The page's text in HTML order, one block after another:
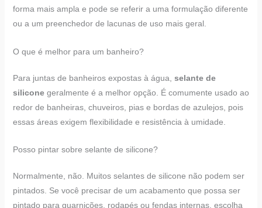
forma mais ampla e pode se referir a uma formulação diferente
ou a um preenchedor de lacunas de uso mais geral.
O que é melhor para um banheiro?
Para juntas de banheiros expostas à água, selante de
siliconegeralmente é a melhor opção. É comumente usado ao
redor de banheiras, chuveiros, pias e bordas de azulejos, pois
essas áreas exigem flexibilidade e resistência à umidade.
Posso pintar sobre selante de silicone?
Normalmente, não. Muitos selantes de silicone não podem ser
pintados. Se você precisar de um acabamento que possa ser
pintado para guarnições, rodapés ou fendas internas, escolha